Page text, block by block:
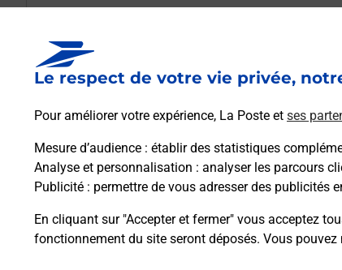
Le respect de votre vie privée,
Pour améliorer votre expérience, La Poste et ses
Mesure d’audience : établir des statistiques
Analyse et personnalisation : analyser les parcours
Publicité : permettre de vous adresser des publicités
En cliquant sur "Accepter et fermer" vous acceptez
fonctionnement du site seront déposés. Vous
Comment demander une modification
Comment La Poste participe-t-elle à
Puis-je passer mon code de la route